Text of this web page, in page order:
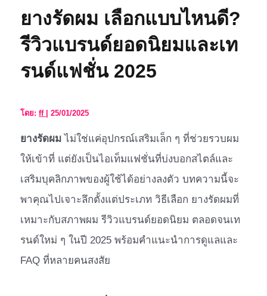
ยางรัดผม เลือกแบบไหนดี?
รีวิวแบรนด์ยอดนิยมและเท
รนด์แฟชั่น 2025
โดย:ff |25/01/2025
ยางรัดผม ไม่ใช่แค่อุปกรณ์เสริมเล็ก ๆ ที่ช่วยรวบผม
ให้เข้าที่ แต่ยังเป็นไอเท็มแฟชั่นที่บ่งบอกสไตล์และ
เสริมบุคลิกภาพของผู้ใช้ได้อย่างลงตัว บทความนี้จะ
พาคุณไปเจาะลึกตั้งแต่ประเภท วิธีเลือก ยางรัดผมที่
เหมาะกับสภาพผม รีวิวแบรนด์ยอดนิยม ตลอดจนเท
รนด์ใหม่ ๆ ในปี 2025 พร้อมคำแนะนำการดูแลและ
FAQ ที่หลายคนสงสัย